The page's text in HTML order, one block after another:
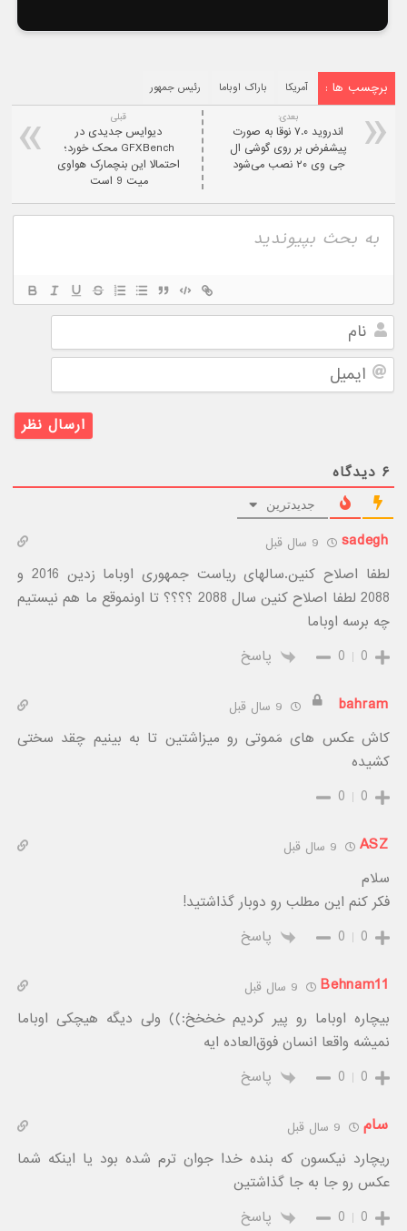
برچسب ها : آمریکا باراک اوباما رئیس جمهور
قبلی
دیوایس جدیدی در
GFXBench محک خورد؛
احتمالا این بنچمارک هواوی
میت 9 است
بعدی:
اندروید ۷.۰ نوقا به صورت
پیشفرض بر روی گوشی ال
جی وی ۲۰ نصب می‌شود
نام
۶ دیدگاه
جدیدترین
sadegh
لطفا اصلاح کنین.سالهای ریاست جمهوری اوباما زدین 2016 و
2088 لطفا اصلاح کنین سال 2088 ؟؟؟؟ تا اونموقع ما هم نیستیم
چه برسه اوباما
0
0 پاسخ
bahram
کاش عکس های مَموتی رو میزاشتین تا به بینیم چقد سختی
کشیده
0
0
ASZ
سلام
فکر کنم این مطلب رو دوبار گذاشتید!
0
0 پاسخ
Behnam11
بیچاره اوباما رو پیر کردیم خخخخ:)) ولی دیگه هیچکی اوباما
نمیشه واقعا انسان فوق‌العاده ایه
0
0 پاسخ
سام
ریچارد نیکسون که بنده خدا جوان ترم شده بود یا اینکه شما
عکس رو جا به جا گذاشتین
0
0 پاسخ